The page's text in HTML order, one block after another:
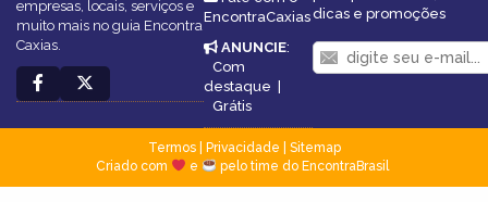
empresas, locais, serviços e
muito mais no guia Encontra
Caxias.
EncontraCaxias
ANUNCIE:
Com
destaque |
Grátis
dicas e promoções
Termos| Privacidade
Sitemap
Criado com
e pelo time do EncontraBrasil